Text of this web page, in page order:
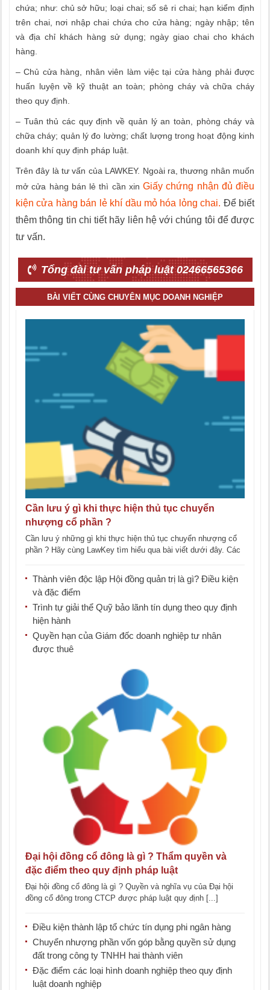
chứa; như: chủ sở hữu; loại chai; số sê ri chai; hạn kiểm định
trên chai, nơi nhập chai chứa cho cửa hàng; ngày nhập; tên
và địa chỉ khách hàng sử dụng; ngày giao chai cho khách
hàng.
– Chủ cửa hàng, nhân viên làm việc tại cửa hàng phải được
huấn luyện về kỹ thuật an toàn; phòng cháy và chữa cháy
theo quy định.
– Tuân thủ các quy định về quản lý an toàn, phòng cháy và
chữa cháy; quản lý đo lường; chất lượng trong hoạt động kinh
doanh khí quy định pháp luật.
Trên đây là tư vấn của LAWKEY. Ngoài ra, thương nhân muốn
mở cửa hàng bán lẻ thì cần xin Giấy chứng nhận đủ điều
kiện cửa hàng bán lẻ khí dầu mỏ hóa lỏng chai. Để biết
thêm thông tin chi tiết hãy liên hệ với chúng tôi để được
tư vấn.
Tổng đài tư vấn pháp luật 02466565366
BÀI VIẾT CÙNG CHUYÊN MỤC DOANH NGHIỆP
Cần lưu ý gì khi thực hiện thủ tục chuyển
nhượng cổ phần ?
Cần lưu ý những gì khi thực hiện thủ tục chuyển nhượng cổ
phần ? Hãy cùng LawKey tìm hiểu qua bài viết dưới đây. Các
Thành viên độc lập Hội đồng quản trị là gì? Điều kiện
và đặc điểm
Trình tự giải thể Quỹ bảo lãnh tín dụng theo quy định
hiện hành
Quyền hạn của Giám đốc doanh nghiệp tư nhân
được thuê
Đại hội đồng cổ đông là gì ? Thẩm quyền và
đặc điểm theo quy định pháp luật
Đại hội đồng cổ đông là gì ? Quyền và nghĩa vụ của Đại hội
đồng cổ đông trong CTCP được pháp luật quy định [...]
Điều kiện thành lập tổ chức tín dụng phi ngân hàng
Chuyển nhượng phần vốn góp bằng quyền sử dụng
đất trong công ty TNHH hai thành viên
Đặc điểm các loại hình doanh nghiệp theo quy định
luật doanh nghiệp